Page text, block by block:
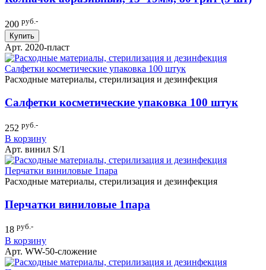
200 руб.-
Купить
Арт. 2020-пласт
Расходные материалы, стерилизация и дезинфекция
Салфетки косметические упаковка 100 штук
252 руб.-
В корзину
Арт. винил S/1
Расходные материалы, стерилизация и дезинфекция
Перчатки виниловые 1пара
18 руб.-
В корзину
Арт. WW-50-сложение